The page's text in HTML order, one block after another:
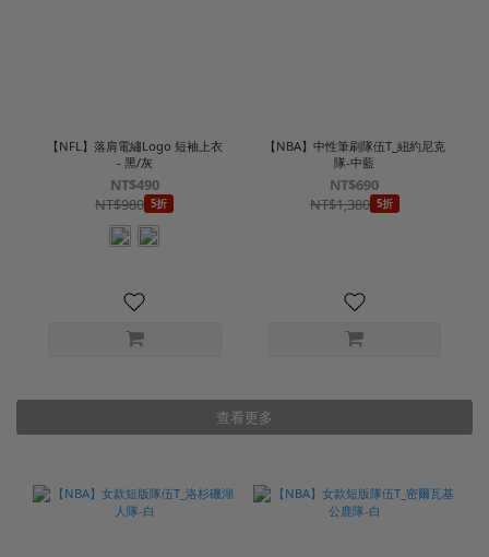
【NFL】落肩電繡Logo 短袖上衣
- 黑/灰
NT$490
NT$980 5折
【NBA】中性筆刷隊伍T_紐約尼克
隊-中藍
NT$690
NT$1,380 5折
查看更多